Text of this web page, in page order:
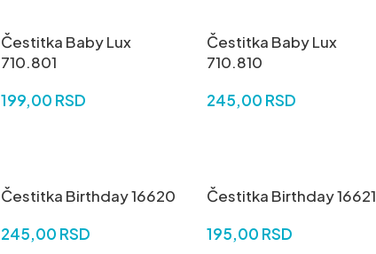
Čestitka Baby Lux
710.801
199,00 RSD
Čestitka Baby Lux
710.810
245,00 RSD
Čestitka Birthday 16620
245,00 RSD
Čestitka Birthday 16621
195,00 RSD